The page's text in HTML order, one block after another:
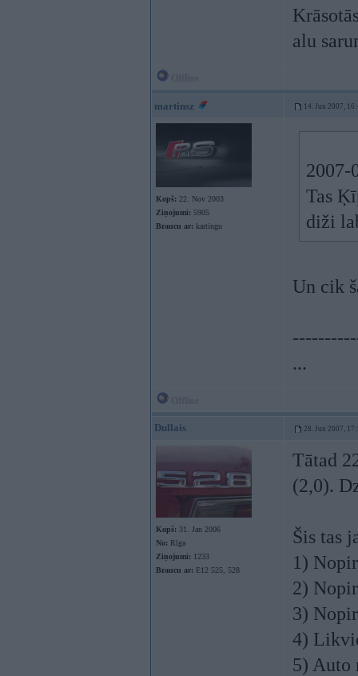
alu
martinsz 14. Jun 2007,
Kopš: 22. Nov 2003
Ziņojumi: 5905
Braucu ar: kartingu
2007-
Tas
diži
Un cik
...
Dullais 28. Jun 2007,
Kopš: 31. Jan 2006
No: Rīga
Ziņojumi: 1233
Braucu ar: E12 525, 528
Tātad
(2,0).
Šis tas
1)
2)
3)
4)
5) Auto